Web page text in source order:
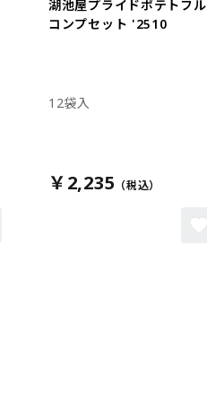
湖池屋プライドポテトフル
コンプセット '2510
12袋入
￥2,235